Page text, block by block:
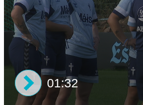
01:32